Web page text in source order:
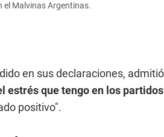
el Malvinas Argentinas.
en sus declaraciones,
estrés que tengo en los
positivo".